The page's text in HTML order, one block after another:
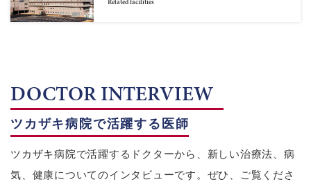
Related facilities
DOCTOR INTERVIEW
ツカザキ病院で活躍する医師
ツカザキ病院で活躍するドクターから、新しい治療法、病
気、健康についてのインタビューです。ぜひ、ご覧くださ